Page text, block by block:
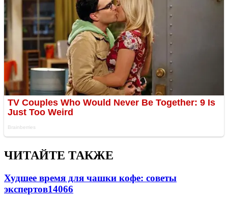
ЧИТАЙТЕ ТАКЖЕ
Худшее время для чашки кофе: советы
экспертов14066